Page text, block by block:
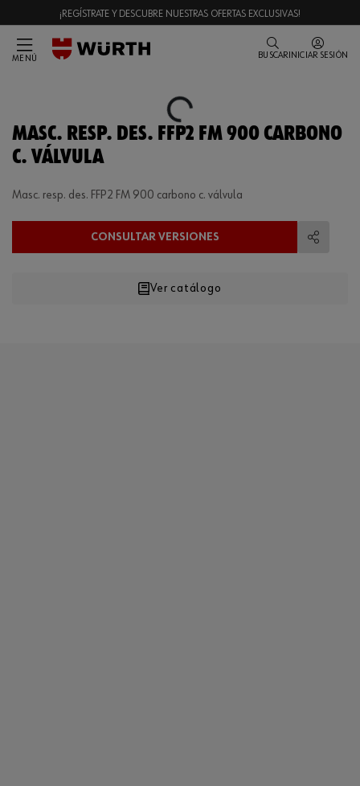
¡REGÍSTRATE Y DESCUBRE NUESTRAS OFERTAS EXCLUSIVAS!
MENÚ BUSCAR INICIAR SESIÓN
Loading...
MASC. RESP. DES. FFP2 FM 900 CARBONO
C. VÁLVULA
Masc. resp. des. FFP2 FM 900 carbono c. válvula
CONSULTAR VERSIONES
Ver catálogo